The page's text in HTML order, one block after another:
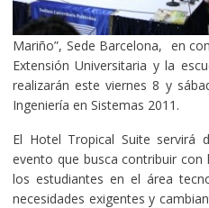
Mariño”, Sede Barcelona, en
Extensión Universitaria y la
realizarán este viernes 8 y
Ingeniería en Sistemas 2011.
El Hotel Tropical Suite servirá
evento que busca contribuir
los estudiantes en el área
necesidades exigentes y